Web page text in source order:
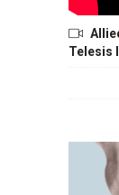
Telesis